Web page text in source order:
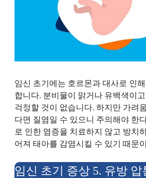
임신 초기에는 호르몬과 대사로 인
합니다. 분비물이 맑거나 유백색이
걱정할 것이 없습니다. 하지만 가려
다면 질염일 수 있으니 주의해야 한
로 인한 염증을 치료하지 않고 방치
어져 태아를 감염시킬 수 있기 때문
임신 초기 증상 5. 유방 압